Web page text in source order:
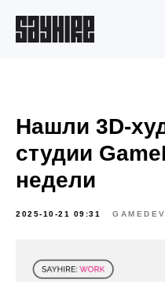
Нашли 3D-
студии
недели
2025-10-21 09:31 GAMEDEV